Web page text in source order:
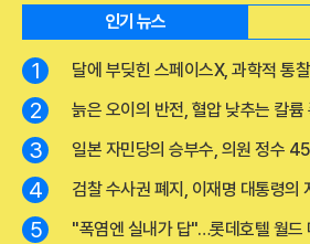
인기 뉴스
1 달에 부딪힌 스페이스X, 과학적 통
2 늙은 오이의 반전, 혈압 낮추는 칼륨
3 일본 자민당의 승부수, 의원 정수
4 검찰 수사권 폐지, 이재명 대통령의
5 "폭염엔 실내가 답"…롯데호텔 월